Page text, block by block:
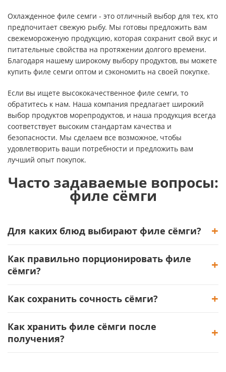
Охлажденное филе семги - это отличный выбор для тех, кто
предпочитает свежую рыбу. Мы готовы предложить вам
свежемороженую продукцию, которая сохранит свой вкус и
питательные свойства на протяжении долгого времени.
Благодаря нашему широкому выбору продуктов, вы можете
купить филе семги оптом и сэкономить на своей покупке.
Если вы ищете высококачественное филе семги, то
обратитесь к нам. Наша компания предлагает широкий
выбор продуктов морепродуктов, и наша продукция всегда
соответствует высоким стандартам качества и
безопасности. Мы сделаем все возможное, чтобы
удовлетворить ваши потребности и предложить вам
лучший опыт покупок.
Часто задаваемые вопросы:
филе сёмги
Для каких блюд выбирают филе сёмги?
Как правильно порционировать филе
сёмги?
Как сохранить сочность сёмги?
Как хранить филе сёмги после
получения?